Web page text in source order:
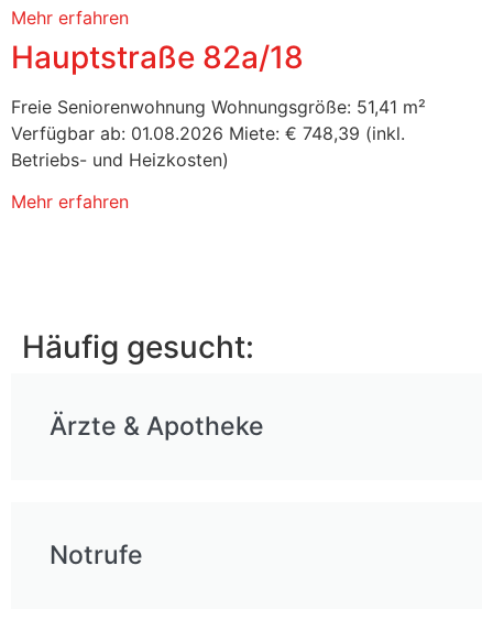
Mehr erfahren
Hauptstraße 82a/18
Freie Seniorenwohnung Wohnungsgröße: 51,41 m²
Verfügbar ab: 01.08.2026 Miete: € 748,39 (inkl.
Betriebs- und Heizkosten)
Mehr erfahren
Häufig gesucht:
Ärzte & Apotheke
Notrufe